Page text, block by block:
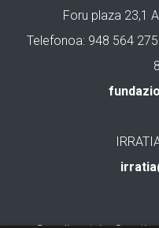
Foru plaza 23,1
Telefonoa: 948 564